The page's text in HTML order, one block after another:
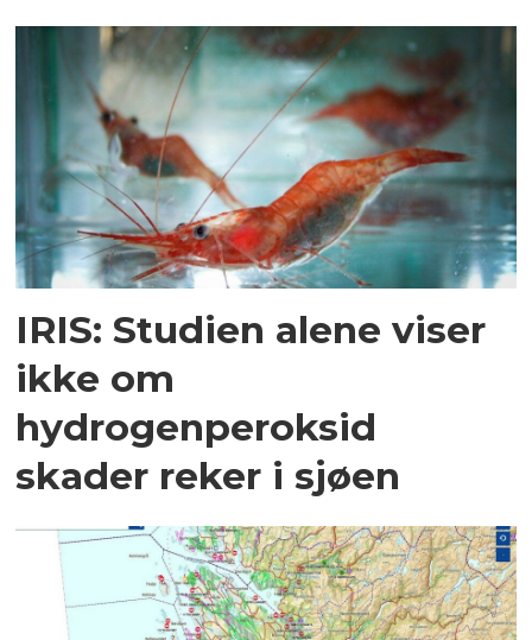
IRIS: Studien alene viser
ikke om
hydrogenperoksid
skader reker i sjøen